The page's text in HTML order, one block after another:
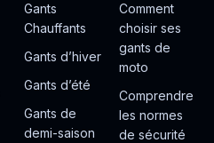
Gants
Chauffants
Gants d’hiver
Gants d’été
Gants de
demi-saison
Comment
choisir ses
gants de
moto
Comprendre
les normes
de sécurité